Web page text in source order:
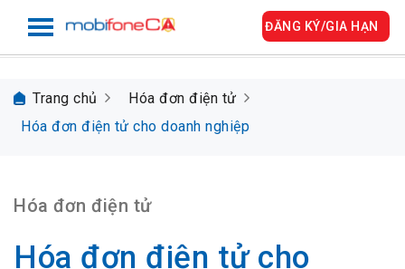
ĐĂNG KÝ/GIA HẠN
Trang chủ
Hóa đơn điện tử
Hóa đơn điện tử cho doanh nghiệp
Hóa đơn điện tử
Hóa đơn điện tử cho